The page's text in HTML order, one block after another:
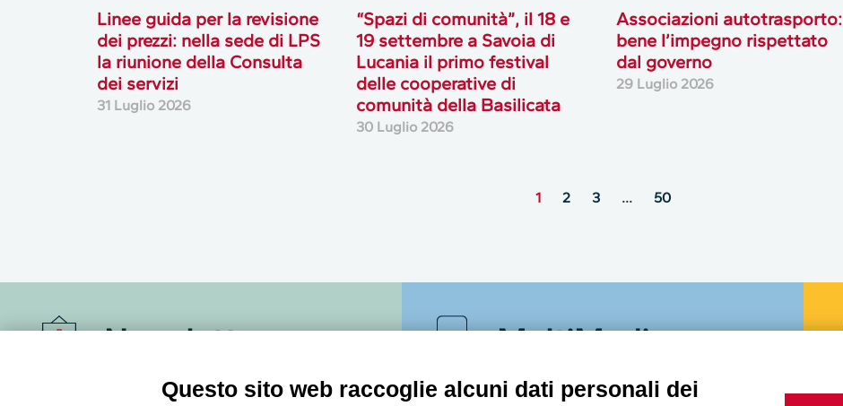
Linee guida per la revisione
dei prezzi: nella sede di LPS
la riunione della Consulta
dei servizi
31 Luglio 2026
“Spazi di comunità”, il 18 e
19 settembre a Savoia di
Lucania il primo festival
delle cooperative di
comunità della Basilicata
30 Luglio 2026
Associazioni autotrasporto:
bene l’impegno rispettato
dal governo
29 Luglio 2026
1 2 3 … 50
Newsletter
Accedi o iscriviti alla nostra Newsletter Legacoop
MultiMedia
Questo sito web raccoglie alcuni dati personali dei